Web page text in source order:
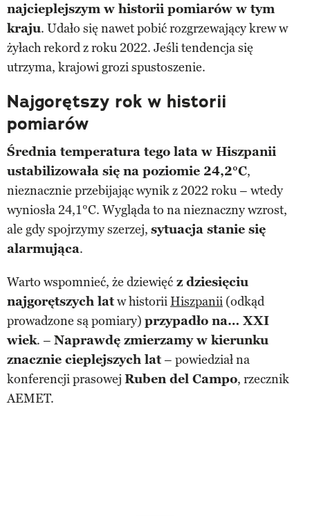
najcieplejszym w historii pomiarów w tym
kraju. Udało się nawet pobić rozgrzewający krew w
żyłach rekord z roku 2022. Jeśli tendencja się
utrzyma, krajowi grozi spustoszenie.
Najgorętszy rok w historii
pomiarów
Średnia temperatura tego lata w Hiszpanii
ustabilizowała się na poziomie 24,2°C,
nieznacznie przebijając wynik z 2022 roku – wtedy
wyniosła 24,1°C. Wygląda to na nieznaczny wzrost,
ale gdy spojrzymy szerzej, sytuacja stanie się
alarmująca.
Warto wspomnieć, że dziewięć z dziesięciu
najgorętszych latw historii Hiszpanii (odkąd
prowadzone są pomiary) przypadło na… XXI
wiek. – Naprawdę zmierzamy w kierunku
znacznie cieplejszych lat– powiedział na
konferencji prasowej Ruben del Campo, rzecznik
AEMET.